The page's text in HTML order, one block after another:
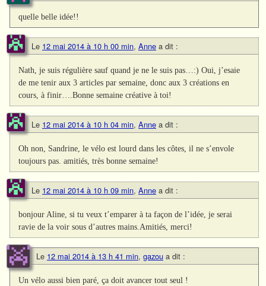
quelle belle idée!!
Le 12 mai 2014 à 10 h 00 min, Anne a dit :
Nath, je suis régulière sauf quand je ne le suis pas…:) Oui, j’esaie
de me tenir aux 3 articles par semaine, donc aux 3 créations en
cours, à finir….Bonne semaine créative à toi!
Le 12 mai 2014 à 10 h 04 min, Anne a dit :
Oh non, Sandrine, le vélo est lourd dans les côtes, il ne s’envole
toujours pas. amitiés, très bonne semaine!
Le 12 mai 2014 à 10 h 09 min, Anne a dit :
bonjour Aline, si tu veux t’emparer à ta façon de l’idée, je serai
ravie de la voir sous d’autres mains.Amitiés, merci!
Le 12 mai 2014 à 13 h 41 min, gazou a dit :
Un vélo aussi bien paré, ça doit avancer tout seul !